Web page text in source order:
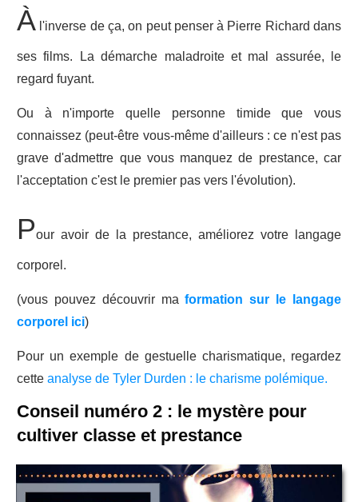
À l'inverse de ça, on peut penser à Pierre Richard dans
ses films. La démarche maladroite et mal assurée, le
regard fuyant.
Ou à n'importe quelle personne timide que vous
connaissez (peut-être vous-même d'ailleurs : ce n'est pas
grave d'admettre que vous manquez de prestance, car
l'acceptation c'est le premier pas vers l'évolution).
Pour avoir de la prestance, améliorez votre langage
corporel.
(vous pouvez découvrir maformation sur le langage
corporel ici)
Pour un exemple de gestuelle charismatique, regardez
cette analyse de Tyler Durden : le charisme polémique.
Conseil numéro 2 : le mystère pour
cultiver classe et prestance